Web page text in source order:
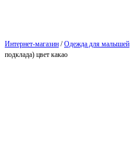
Интернет-магазин /Одежда для малышей
подклада) цвет какао